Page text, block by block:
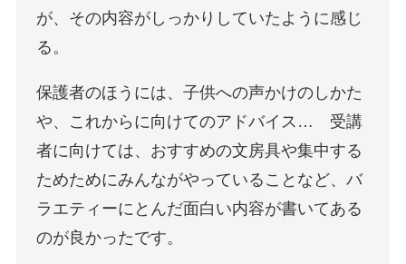
が、その内容がしっかりしていたように感じ
る。
保護者のほうには、子供への声かけのしかた
や、これからに向けてのアドバイス… 受講
者に向けては、おすすめの文房具や集中する
ためためにみんながやっていることなど、バ
ラエティーにとんだ面白い内容が書いてある
のが良かったです。